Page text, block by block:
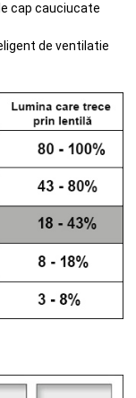
cap cauciucate
de ventilatie